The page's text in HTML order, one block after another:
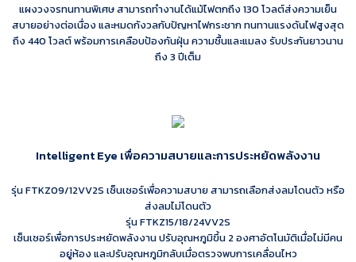
แผงวงจรทนทานพิเศษ สามารถทำงานได้แม้ไฟตกถึง 130 โวลต์ส่งความเย็น
สบายอย่างต่อเนื่อง และหมดกังวลกับปัญหาไฟกระชาก ทนทานแรงดันไฟสูงสุด
ถึง 440 โวลต์ พร้อมการเคลือบป้องกันฝุ่น ความชื้นและแมลง รับประกันยาวนาน
ถึง 3 ปีเต็ม
Intelligent Eye เพื่อความสบายและการประหยัดพลังงาน
รุ่น FTKZ09/12VV2S เซ็นเซอร์เพื่อความสบาย สามารถเลือกส่งลมโดนตัว หรือ
ส่งลมไม่โดนตัว
รุ่น FTKZ15/18/24VV2S
เซ็นเซอร์เพื่อการประหยัดพลังงาน ปรับอุณหภูมิขึ้น 2 องศาอัตโนมัติเมื่อไม่มีคน
อยู่ห้อง และปรับอุณหภูมิกลับเมื่อตรวจพบการเคลื่อนไหว